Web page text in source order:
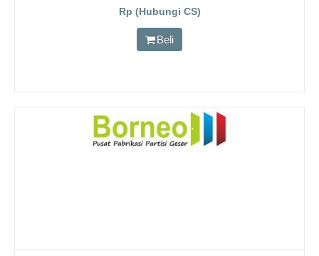
Rp (Hubungi CS)
Beli